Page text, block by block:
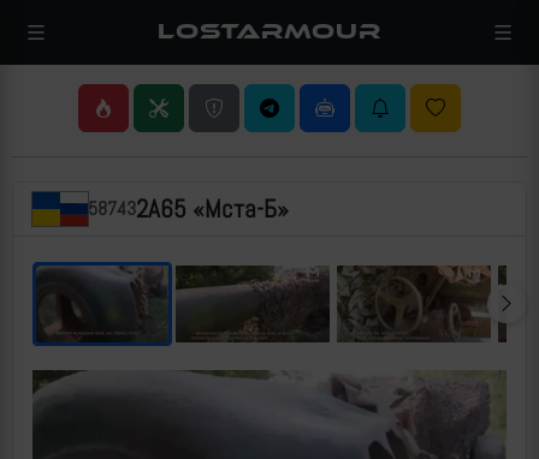
LOSTARMOUR
587432А65 «Мста-Б»